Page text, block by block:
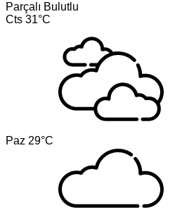
Parçalı Bulutlu
Cts 31°C
Paz 29°C